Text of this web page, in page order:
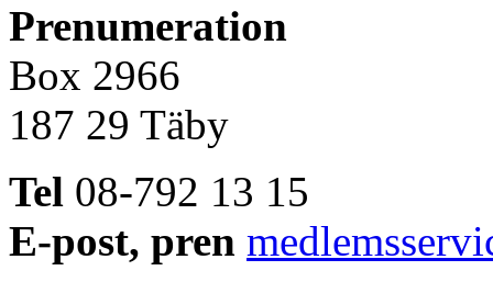
Prenumeration
Box 2966
187 29 Täby
Tel 08-792 13 15
E-post, pren